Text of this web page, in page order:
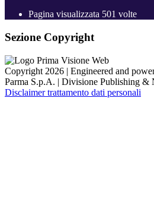
Pagina visualizzata 501 volte
Sezione Copyright
Copyright 2026 | Engineered and
Parma S.p.A. | Divisione Publishing &
Disclaimer trattamento dati personali